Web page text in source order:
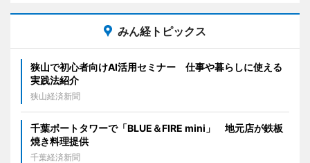
みん経トピックス
狭山で初心者向けAI活用セミナー 仕事や暮らしに使える
実践法紹介
狭山経済新聞
千葉ポートタワーで「BLUE＆FIRE mini」 地元店が鉄板
焼き料理提供
千葉経済新聞